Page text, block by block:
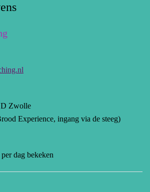
Zwolle
Experience, ingang via de steeg)
dag bekeken